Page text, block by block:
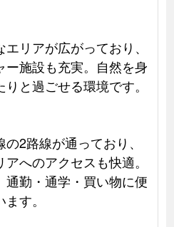
リアが広がっており、
ー施設も充実。自然を身
と過ごせる環境です。
2路線が通っており、
へのアクセスも快適。
勤・通学・買い物に便
す。